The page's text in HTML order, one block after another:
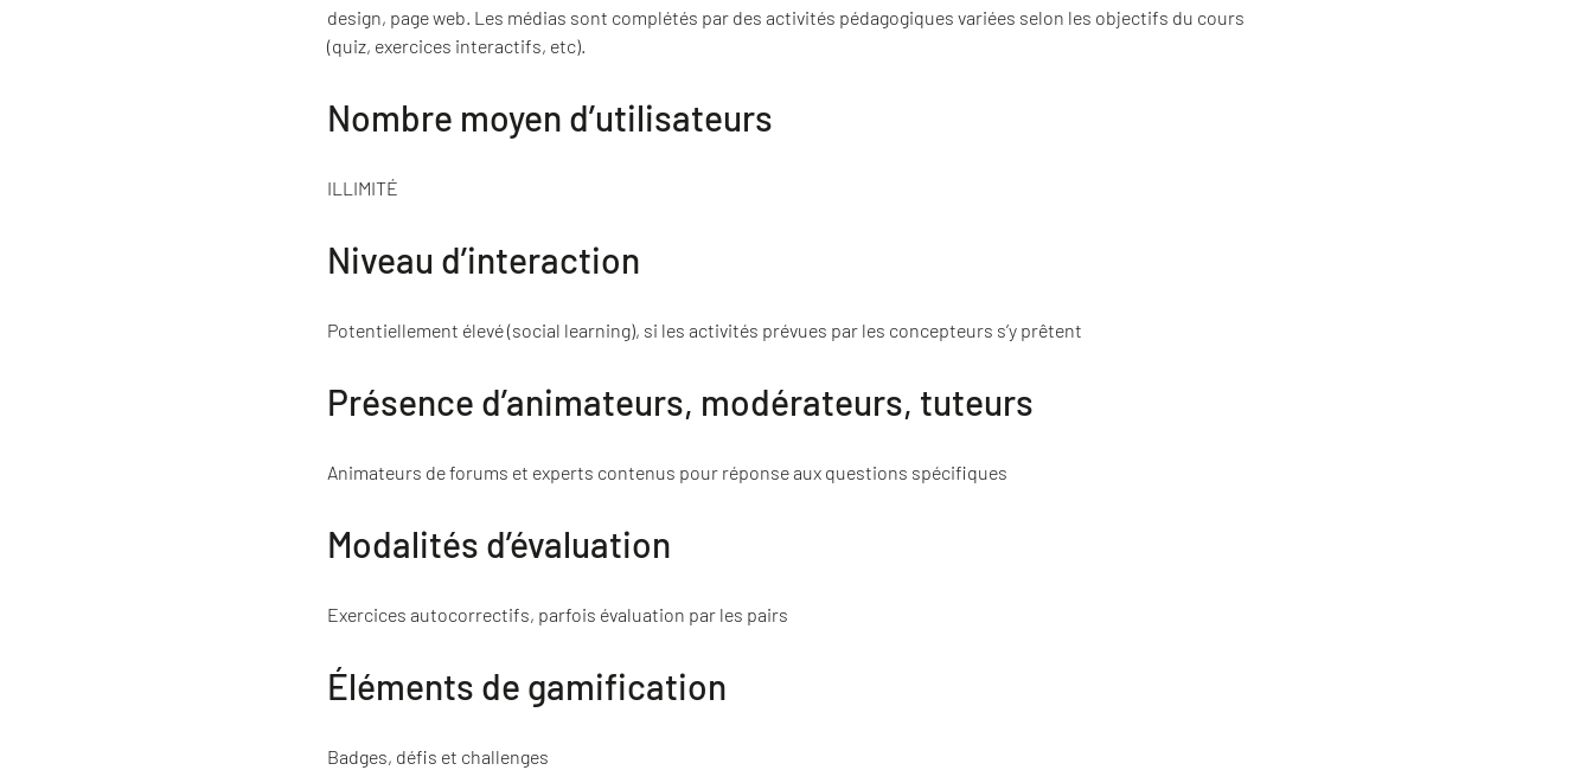
design, page web. Les médias sont complétés par des activités pédagogiques variées selon les objectifs du cours
(quiz, exercices interactifs, etc).
Nombre moyen d’utilisateurs
ILLIMITÉ
Niveau d’interaction
Potentiellement élevé (social learning), si les activités prévues par les concepteurs s’y prêtent
Présence d’animateurs, modérateurs, tuteurs
Animateurs de forums et experts contenus pour réponse aux questions spécifiques
Modalités d’évaluation
Exercices autocorrectifs, parfois évaluation par les pairs
Éléments de gamification
Badges, défis et challenges